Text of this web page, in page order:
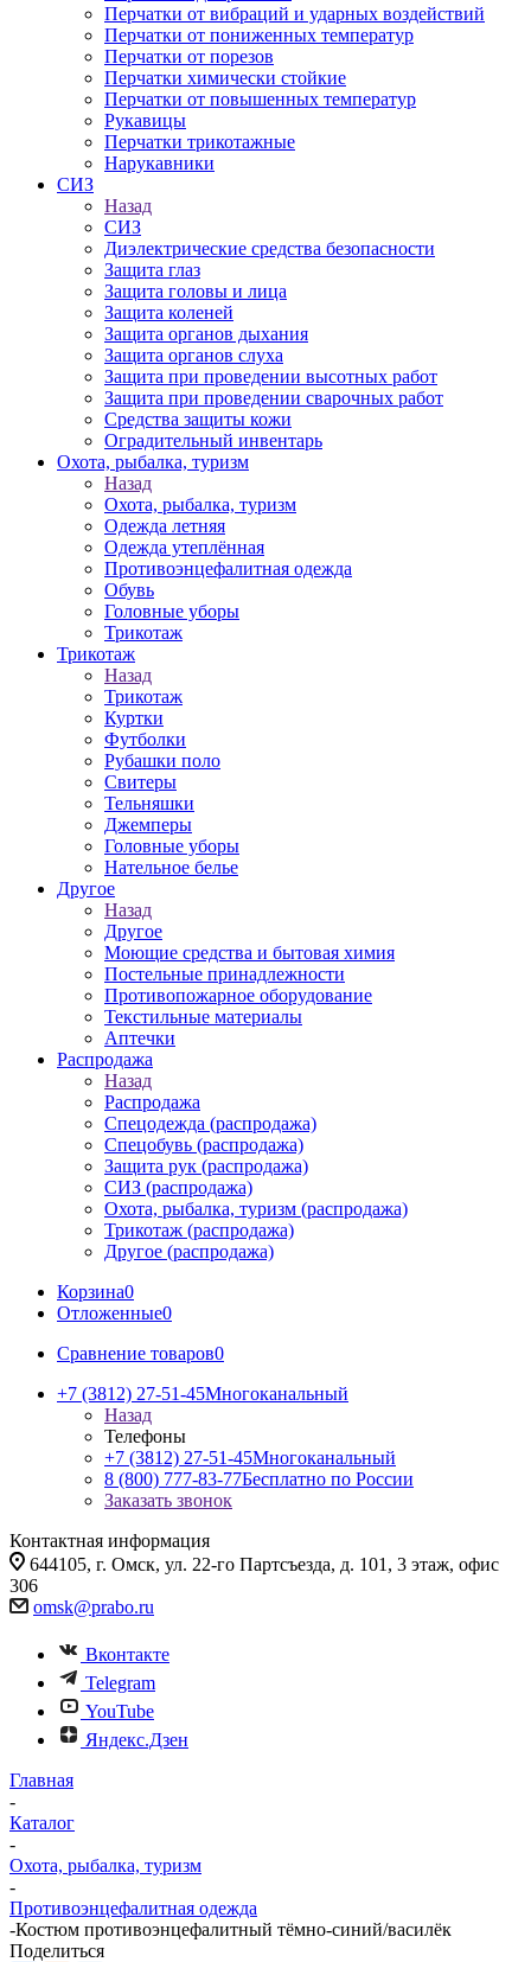
Перчатки от вибраций и ударных воздействий
Перчатки от пониженных температур
Перчатки от порезов
Перчатки химически стойкие
Перчатки от повышенных температур
Рукавицы
Перчатки трикотажные
Нарукавники
СИЗ
Назад
СИЗ
Диэлектрические средства безопасности
Защита глаз
Защита головы и лица
Защита коленей
Защита органов дыхания
Защита органов слуха
Защита при проведении высотных работ
Защита при проведении сварочных работ
Средства защиты кожи
Оградительный инвентарь
Охота, рыбалка, туризм
Назад
Охота, рыбалка, туризм
Одежда летняя
Одежда утеплённая
Противоэнцефалитная одежда
Обувь
Головные уборы
Трикотаж
Трикотаж
Назад
Трикотаж
Куртки
Футболки
Рубашки поло
Свитеры
Тельняшки
Джемперы
Головные уборы
Нательное белье
Другое
Назад
Другое
Моющие средства и бытовая химия
Постельные принадлежности
Противопожарное оборудование
Текстильные материалы
Аптечки
Распродажа
Назад
Распродажа
Спецодежда (распродажа)
Спецобувь (распродажа)
Защита рук (распродажа)
СИЗ (распродажа)
Охота, рыбалка, туризм (распродажа)
Трикотаж (распродажа)
Другое (распродажа)
Корзина0
Отложенные0
Сравнение товаров0
+7 (3812) 27-51-45Многоканальный
Назад
Телефоны
+7 (3812) 27-51-45Многоканальный
8 (800) 777-83-77Бесплатно по России
Заказать звонок
Контактная информация
644105, г. Омск, ул. 22-го Партсъезда, д. 101, 3 этаж, офис
306
omsk@prabo.ru
Вконтакте
Telegram
YouTube
Яндекс.Дзен
Главная
-
Каталог
-
Охота, рыбалка, туризм
-
Противоэнцефалитная одежда
-Костюм противоэнцефалитный тёмно-синий/василёк
Поделиться